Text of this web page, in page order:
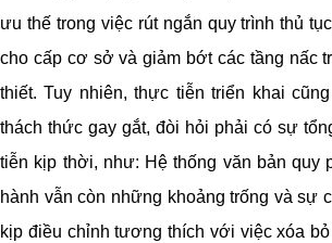
ưu thế trong việc rút ngắn quy trình thủ
cho cấp cơ sở và giảm bớt các tầng nấc
thiết. Tuy nhiên, thực tiễn triển khai
thách thức gay gắt, đòi hỏi phải có sự
tiễn kịp thời, như: Hệ thống văn bản quy
hành vẫn còn những khoảng trống và sự
kịp điều chỉnh tương thích với việc xóa